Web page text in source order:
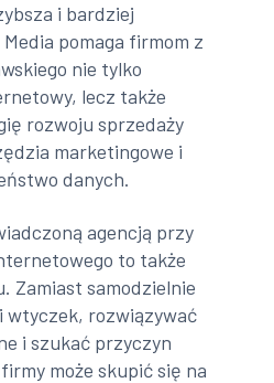
i bardziej
pomaga firmom z
nie tylko
lecz także
rozwoju sprzedaży
marketingowe i
danych.
agencją przy
to także
Zamiast samodzielnie
wtyczek, rozwiązywać
i szukać przyczyn
może skupić się na